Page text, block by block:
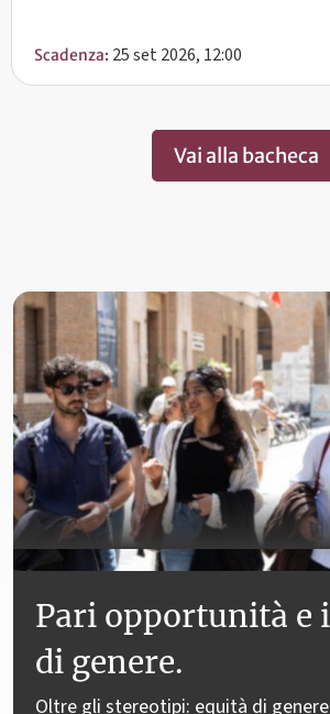
Scadenza: 25 set 2026, 12:00
Vai alla bacheca
Pari opportunità e
di genere.
Oltre gli stereotipi: equità di